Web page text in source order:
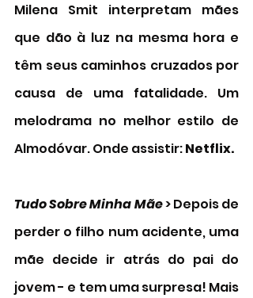
Milena Smit interpretam mães
que dão à luz na mesma hora e
têm seus caminhos cruzados por
causa de uma fatalidade. Um
melodrama no melhor estilo de
Almodóvar. Onde assistir: Netflix.
Tudo Sobre Minha Mãe > Depois de
perder o filho num acidente, uma
mãe decide ir atrás do pai do
jovem - e tem uma surpresa! Mais